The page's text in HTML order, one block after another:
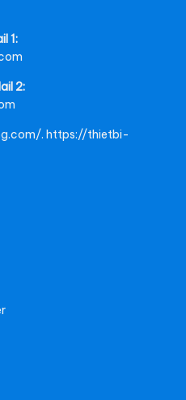
1:
2:
. https://thietbi-